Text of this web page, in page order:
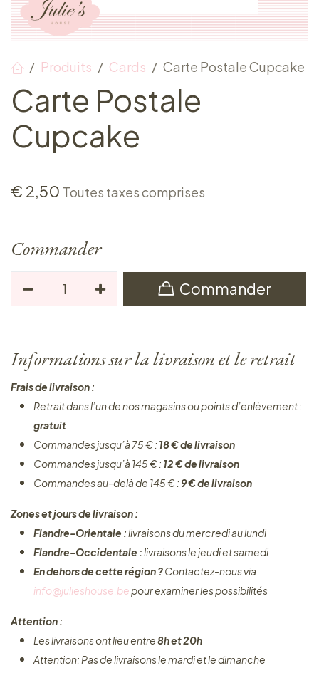
Produits Cards Carte Postale Cupcake
Carte Postale
Cupcake
€ 2,50 Toutes taxes comprises
Commander
Commander
Informations sur la livraison et le retrait
Frais de livraison :
Retrait dans l’un de nos magasins ou points d’enlèvement :
gratuit
Commandes jusqu’à 75 € : 18 € de livraison
Commandes jusqu’à 145 € : 12 € de livraison
Commandes au-delà de 145 € : 9 € de livraison
Zones et jours de livraison :
Flandre-Orientale :livraisons du mercredi au lundi
Flandre-Occidentale :livraisons le jeudi et samedi
En dehors de cette région ?Contactez-nous via
info@julieshouse.bepour examiner les possibilités
Attention :
Les livraisons ont lieu entre8h et 20h
Attention: Pas de livraisons le mardi et le dimanche